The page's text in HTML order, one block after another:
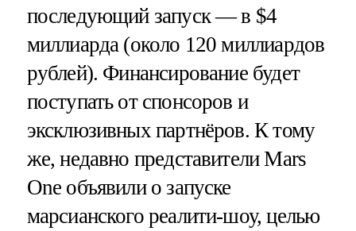
последующий запуск — в $4
миллиарда (около 120 миллиардов
рублей). Финансирование будет
поступать от спонсоров и
эксклюзивных партнёров. К тому
же, недавно представители Mars
One объявили о запуске
марсианского реалити-шоу, целью